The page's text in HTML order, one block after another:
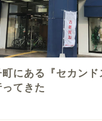
にある『セカンド
てきた